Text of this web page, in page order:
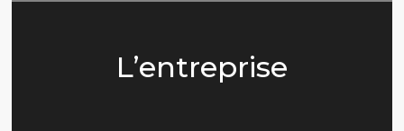
L’entreprise